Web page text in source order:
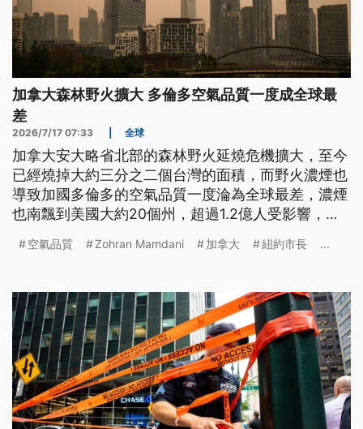
加拿大森林野火擴大 多倫多空氣品質一度成全球最
差
2026/7/17 07:33 全球
加拿大安大略省北部的森林野火延燒危機擴大，至今
已經燒掉大約三分之二個台灣的面積，而野火濃煙也
導致加國多倫多的空氣品質一度淪為全球最差，濃煙
也南飄到美國大約20個州，超過1.2億人受影響，甚
空氣品質 Zohran Mamdani 加拿大 紐約市長 ...